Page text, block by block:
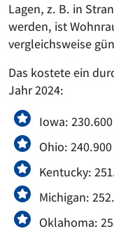
Lagen, z. B. in
werden, ist
vergleichsweise
Das kostete ein
Jahr 2024:
Iowa:
Ohio: 240.900
Kentucky:
Michigan:
Oklahoma: